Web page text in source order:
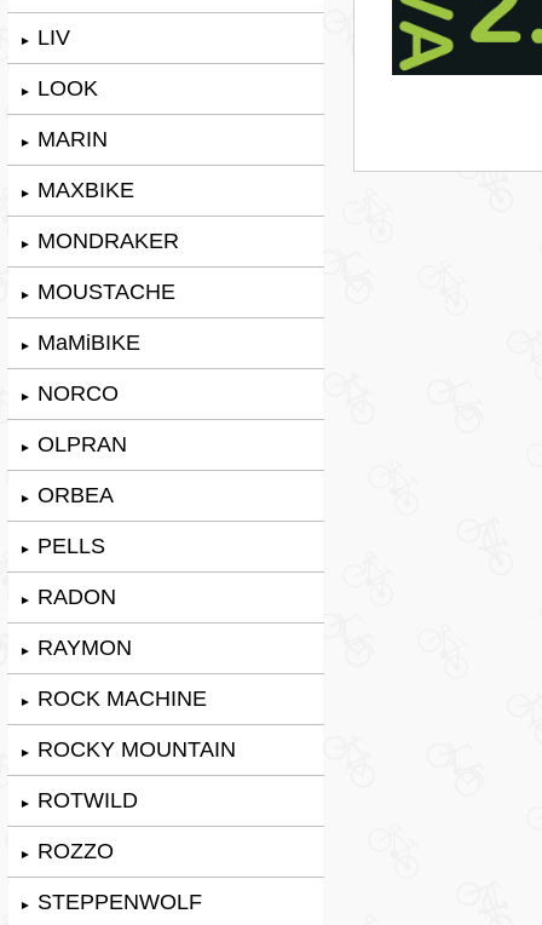
► LIV
► LOOK
► MARIN
► MAXBIKE
► MONDRAKER
► MOUSTACHE
► MaMiBIKE
► NORCO
► OLPRAN
► ORBEA
► PELLS
► RADON
► RAYMON
► ROCK MACHINE
► ROCKY MOUNTAIN
► ROTWILD
► ROZZO
► STEPPENWOLF